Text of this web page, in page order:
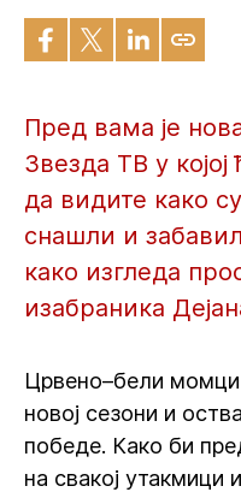
Пред вама је
Звезда ТВ у
да видите како
снашли и
како изгледа
изабраника
Црвено–бели
новој сезони и
победе. Како би
на свакој утакмици